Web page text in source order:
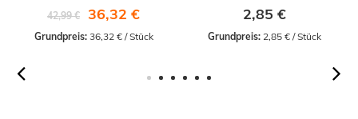
42,99 €
36,32 €
Grundpreis: 36,32 € / Stück
2,85 €
Grundpreis: 2,85 € / Stück